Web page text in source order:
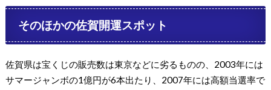
そのほかの佐賀開運スポット
佐賀県は宝くじの販売数は東京などに劣るものの、2003年には
サマージャンボの1億円が6本出たり、2007年には高額当選率で